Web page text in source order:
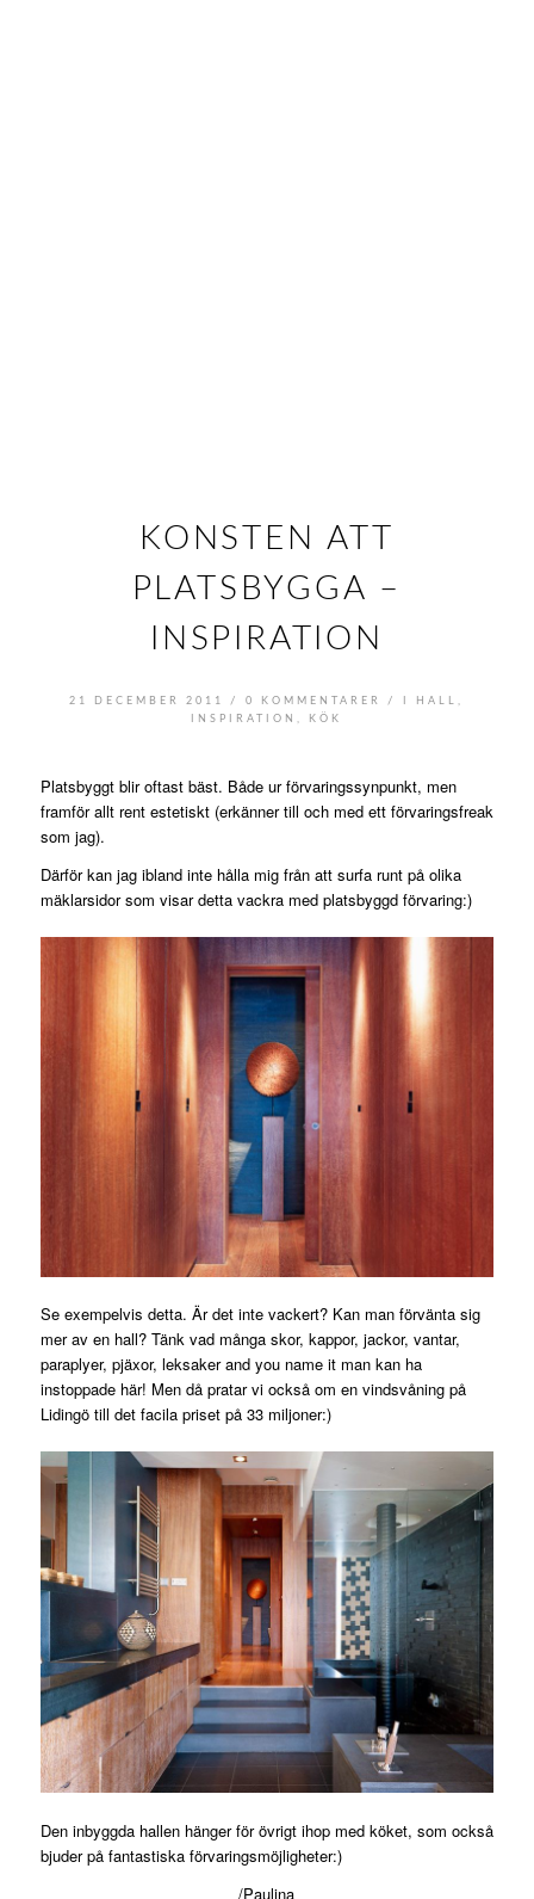
KONSTEN ATT
PLATSBYGGA –
INSPIRATION
21 DECEMBER 2011 / 0 KOMMENTARER / HALL
INSPIRATION
KÖK
Platsbyggt blir oftast bäst. Både ur förvaringssynpunkt, men
framför allt rent estetiskt (erkänner till och med ett förvaringsfreak
som jag).
Därför kan jag ibland inte hålla mig från att surfa runt på olika
mäklarsidor som visar detta vackra med platsbyggd förvaring:)
Se exempelvis detta. Är det inte vackert? Kan man förvänta sig
mer av en hall? Tänk vad många skor, kappor, jackor, vantar,
paraplyer, pjäxor, leksaker and you name it man kan ha
instoppade här! Men då pratar vi också om en vindsvåning på
Lidingö till det facila priset på 33 miljoner:)
Den inbyggda hallen hänger för övrigt ihop med köket, som också
bjuder på fantastiska förvaringsmöjligheter:)
/Paulina